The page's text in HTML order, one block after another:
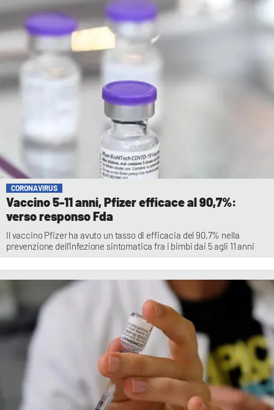
CORONAVIRUS
Vaccino 5-11 anni, Pfizer efficace al 90,7%:
verso responso Fda
Il vaccino Pfizer ha avuto un tasso di efficacia del 90,7% nella
prevenzione dell'infezione sintomatica fra i bimbi dai 5 agli 11 anni